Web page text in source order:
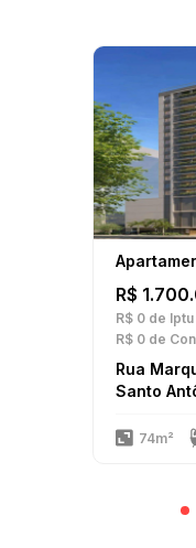
R$
R$ 0 de Iptu
R$ 0 de
Rua
Santo
74m²